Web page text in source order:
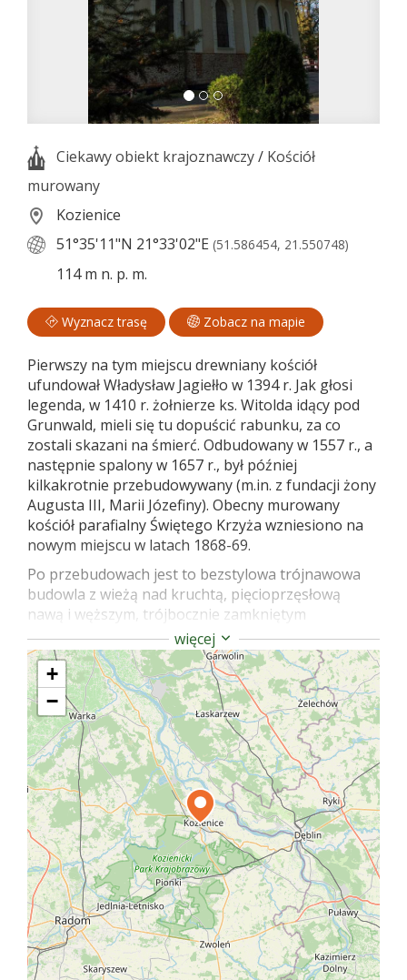
Ciekawy obiekt krajoznawczy/ Kościół
murowany
Kozienice
51°35'11"N 21°33'02"E (51.586454, 21.550748)
114 m n. p. m.
Wyznacz trasę Zobacz na mapie
Pierwszy na tym miejscu drewniany kościół
ufundował Władysław Jagiełło w 1394 r. Jak głosi
legenda, w 1410 r. żołnierze ks. Witolda idący pod
Grunwald, mieli się tu dopuścić rabunku, za co
zostali skazani na śmierć. Odbudowany w 1557 r., a
następnie spalony w 1657 r., był później
kilkakrotnie przebudowywany (m.in. z fundacji żony
Augusta III, Marii Józefiny). Obecny murowany
kościół parafialny Świętego Krzyża wzniesiono na
nowym miejscu w latach 1868-69.
Po przebudowach jest to bezstylowa trójnawowa
budowla z wieżą nad kruchtą, pięcioprzęsłową
nawą i węższym, trójbocznie zamkniętym
prezbiterium. Wewnątrz znajdują się rokokowe
ołtarze (główny z obrazem Matki Boskiej z XVII w.),
ambona oraz kilka innych obrazów i barokowych
rzeźb. Obraz Świętej Rodziny pędzla Wojciecha
Gersona pochodzi z 1888 r. Obraz św. Jana
Nepomucena namalował prawdopodobnie Szymon
Czechowicz. Polichromie wykonał Zdzisław Jasiński.
W wieży dzwon datowany na 1564 r.
Źródło: Karol Piasecki „Radomskie szlaki piesze”
Wydawnictwo PTTK „Kraj” 1990.
Internet:http://pl.wikipedia.org/wiki/Kozienice
http://www.muzeum-kozienice.pl/
więcej
+
−